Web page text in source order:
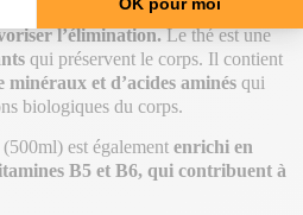
stimule ton énergie, évite
l’élimination.Le thé est une
qui préservent le corps. Il contient
minéraux et d’acides aminés qui
biologiques du corps.
est également enrichi en
B5 et B6, qui contribuent à